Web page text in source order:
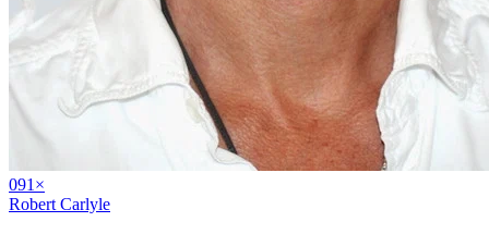
091 ×
Robert Carlyle